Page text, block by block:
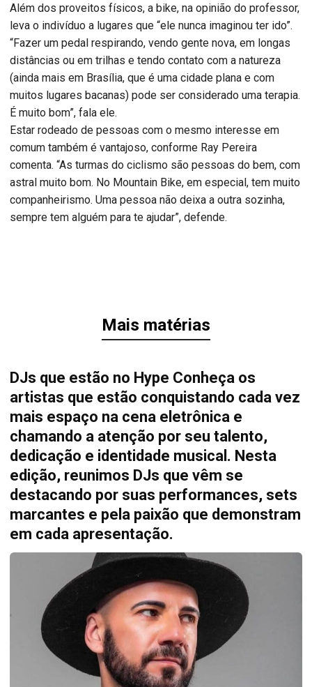
Além dos proveitos físicos, a bike, na opinião do professor,
leva o indivíduo a lugares que “ele nunca imaginou ter ido”.
“Fazer um pedal respirando, vendo gente nova, em longas
distâncias ou em trilhas e tendo contato com a natureza
(ainda mais em Brasília, que é uma cidade plana e com
muitos lugares bacanas) pode ser considerado uma terapia.
É muito bom”, fala ele.
Estar rodeado de pessoas com o mesmo interesse em
comum também é vantajoso, conforme Ray Pereira
comenta. “As turmas do ciclismo são pessoas do bem, com
astral muito bom. No Mountain Bike, em especial, tem muito
companheirismo. Uma pessoa não deixa a outra sozinha,
sempre tem alguém para te ajudar”, defende.
Mais matérias
DJs que estão no Hype Conheça os
artistas que estão conquistando cada vez
mais espaço na cena eletrônica e
chamando a atenção por seu talento,
dedicação e identidade musical. Nesta
edição, reunimos DJs que vêm se
destacando por suas performances, sets
marcantes e pela paixão que demonstram
em cada apresentação.